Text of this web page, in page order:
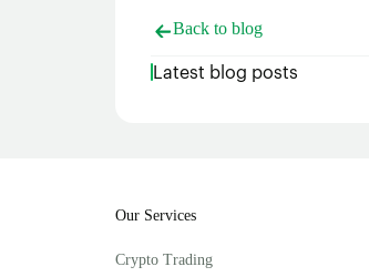
Back to blog
Latest blog posts
Our Services
Crypto Trading